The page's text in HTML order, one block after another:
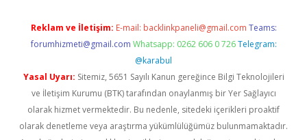
Reklam ve İletişim: E-mail: backlinkpaneli@gmail.com Teams:
forumhizmeti@gmail.com Whatsapp: 0262 606 0 726 Telegram:
@karabul
Yasal Uyarı: Sitemiz, 5651 Sayılı Kanun gereğince Bilgi Teknolojileri
ve İletişim Kurumu (BTK) tarafından onaylanmış bir Yer Sağlayıcı
olarak hizmet vermektedir. Bu nedenle, sitedeki içerikleri proaktif
olarak denetleme veya araştırma yükümlülüğümüz bulunmamaktadır.